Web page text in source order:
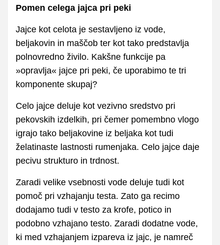
Pomen celega jajca pri peki
Jajce kot celota je sestavljeno iz vode,
beljakovin in maščob ter kot tako predstavlja
polnovredno živilo. Kakšne funkcije pa
»opravlja« jajce pri peki, če uporabimo te tri
komponente skupaj?
Celo jajce deluje kot vezivno sredstvo pri
pekovskih izdelkih, pri čemer pomembno vlogo
igrajo tako beljakovine iz beljaka kot tudi
želatinaste lastnosti rumenjaka. Celo jajce daje
pecivu strukturo in trdnost.
Zaradi velike vsebnosti vode deluje tudi kot
pomoč pri vzhajanju testa. Zato ga recimo
dodajamo tudi v testo za krofe, potico in
podobno vzhajano testo. Zaradi dodatne vode,
ki med vzhajanjem izpareva iz jajc, je namreč